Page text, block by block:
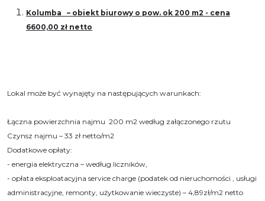
Kolumba – obiekt biurowy o pow. ok 200 m2 - cena
6600,00 zł netto
Lokal może być wynajęty na następujących warunkach:
Łączna powierzchnia najmu 200 m2 według załączonego rzutu
Czynsz najmu – 33 zł netto/m2
Dodatkowe opłaty:
- energia elektryczna – według liczników,
- opłata eksploatacyjna service charge (podatek od nieruchomości , usługi
administracyjne, remonty, użytkowanie wieczyste) – 4,89zł/m2 netto